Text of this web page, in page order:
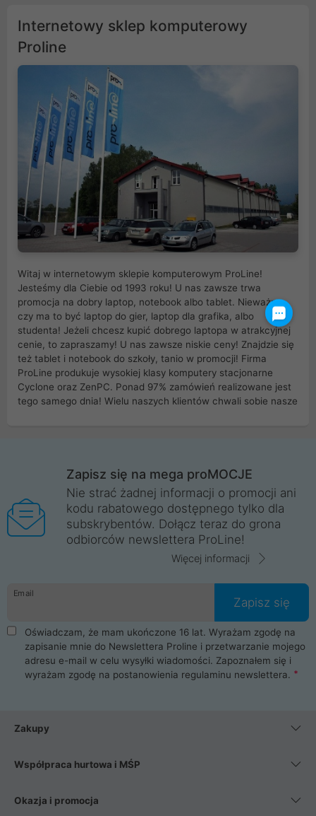
Internetowy sklep komputerowy
Proline
Witaj w internetowym sklepie komputerowym ProLine!
Jesteśmy dla Ciebie od 1993 roku! U nas zawsze trwa
promocja na dobry laptop, notebook albo tablet. Nieważne
czy ma to być laptop do gier, laptop dla grafika, albo
studenta! Jeżeli chcesz kupić dobrego laptopa w atrakcyjnej
cenie, to zapraszamy! U nas zawsze niskie ceny! Znajdzie się
też tablet i notebook do szkoły, tanio w promocji! Firma
ProLine produkuje wysokiej klasy komputery stacjonarne
Cyclone oraz ZenPC. Ponad 97% zamówień realizowane jest
tego samego dnia! Wielu naszych klientów chwali sobie nasze
Wrocław, Poznań, Legnica, Katowice, Gliwice, Kalisz, Bytom,
Trzebnica, Opole. Szybka i profesjonalna obsługa!
ProLine to polska firma ze 100% polskim kapitałem. Działamy
legalnie i płacimy podatki w naszym kraju! Posiadamy siedzibę
główną w Mirkowie oraz salony na terenie kraju. Cała
komunikacja ze sklepem komputerowym ProLine jest
danych osobowych. Dlatego zakup notebooka albo laptopa w
ProLine to czysta przyjemność i pełne bezpieczeństwo.
Zaopatrzysz się u nas w akcesoria i części komputerowe
takie jak procesory, karty graficzne, płyty główne, pamięci,
dyski SSD, M.2 oraz HDD. Nasi pracownicy pomogą Ci wybrać
najlepszy zasilacz komputerowy oraz obudowę do komputera.
Poza komputerami mamy również najlepsze na rynku
Smartfony takich producentów jak Xiaomi, Apple, Samsung i
wentylatory. Na koniec mając już to wszystko, możesz
Zapisz się na mega proMOCJE
Nie strać żadnej informacji o promocji ani
kodu rabatowego dostępnego tylko dla
subskrybentów. Dołącz teraz do grona
odbiorców newslettera ProLine!
Więcej informacji
Email
Zapisz się
Oświadczam, że mam ukończone 16 lat. Wyrażam zgodę na
zapisanie mnie do Newslettera Proline i przetwarzanie mojego
adresu e-mail w celu wysyłki wiadomości. Zapoznałem się i
wyrażam zgodę na postanowienia regulaminu newslettera.
Zakupy
Współpraca hurtowa i MŚP
Okazja i promocja